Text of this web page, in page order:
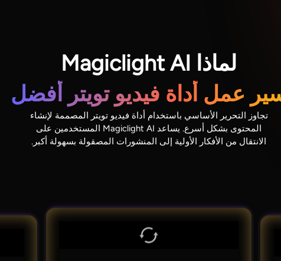
لماذا Magiclight AI
عمل أداة فيديو تويتر أفضل
تجاوز التحرير الأساسي باستخدام أداة فيديو تويتر المصممة لإنشاء
المحتوى بشكل أسرع. يساعد Magiclight AI المستخدمين على
الانتقال من الأفكار الأولية إلى المنشورات المصقولة بسهولة أكبر.